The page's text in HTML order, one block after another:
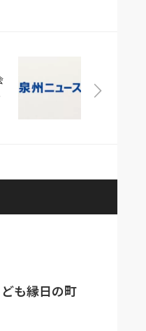
も縁日の町